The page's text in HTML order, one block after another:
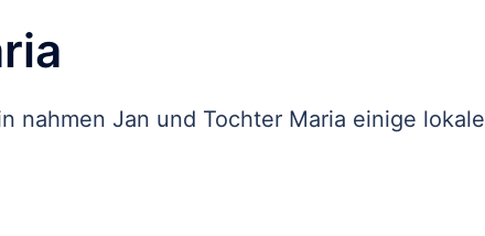
nahmen Jan und Tochter Maria einige lokale